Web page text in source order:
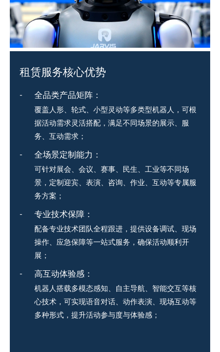
租赁服务核心优势
全品类产品矩阵：
覆盖人形、轮式、小型灵动等多类型机器人，可根
据活动需求灵活搭配，满足不同场景的展示、服
务、互动需求；
全场景定制能力：
可针对展会、会议、赛事、民生、工业等不同场
景，定制迎宾、表演、咨询、作业、互动等专属服
务方案；
专业技术保障：
配备专业技术团队全程跟进，提供设备调试、现场
操作、应急保障等一站式服务，确保活动顺利开
展；
高互动体验感：
机器人搭载多模态感知、自主导航、智能交互等核
心技术，可实现语音对话、动作表演、现场互动等
多种形式，提升活动参与度与体验感；